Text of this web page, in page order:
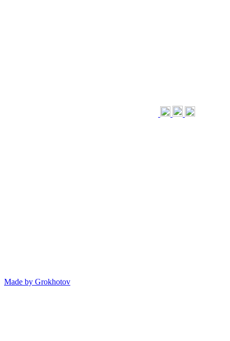
Made by Grokhotov